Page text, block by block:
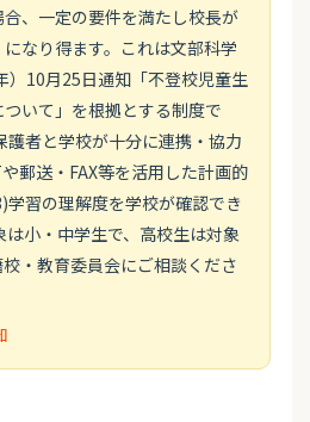
、一定の要件を満たし校長が
なり得ます。これは文部科学
）10月25日通知「不登校児童生
いて」を根拠とする制度で
護者と学校が十分に連携・協力
郵送・FAX等を活用した計画的
学習の理解度を学校が確認でき
は小・中学生で、高校生は対象
・教育委員会にご相談くださ